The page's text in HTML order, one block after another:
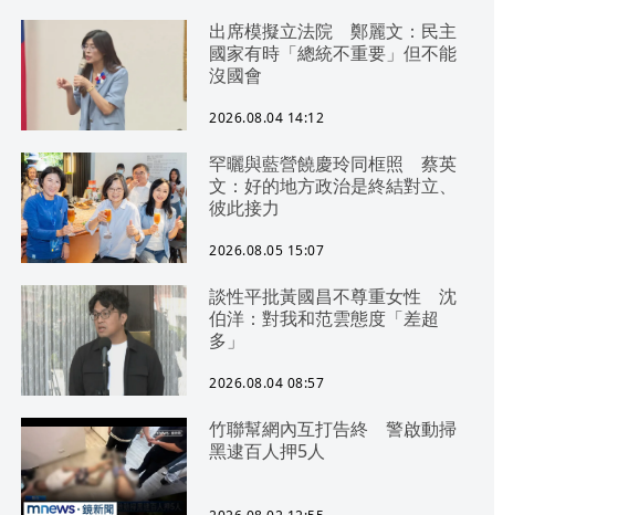
出席模擬立法院 鄭麗文：民主
國家有時「總統不重要」但不能
沒國會
2026.08.04 14:12
罕曬與藍營饒慶玲同框照 蔡英
文：好的地方政治是終結對立、
彼此接力
2026.08.05 15:07
談性平批黃國昌不尊重女性 沈
伯洋：對我和范雲態度「差超
多」
2026.08.04 08:57
竹聯幫網內互打告終 警啟動掃
黑逮百人押5人